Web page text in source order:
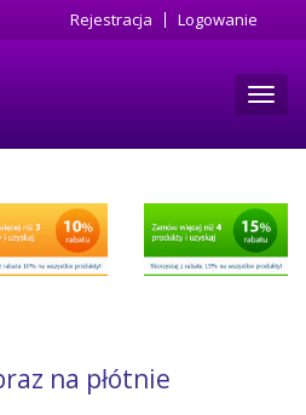
Rejestracja Logowanie
na płótnie